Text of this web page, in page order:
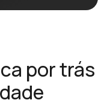
por trás